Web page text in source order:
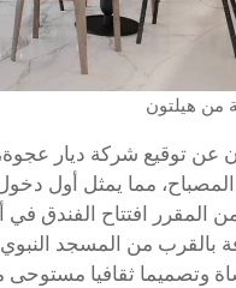
من هيلتون
عن توقيع شركة ديار
مما يمثل أول دخول
غرفة بالقرب من المسجد
وتصميما ثقافيا